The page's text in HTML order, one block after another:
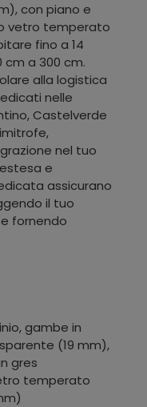
con piano e
vetro temperato
fino a 14
a 300 cm.
alla logistica
nelle
Castelverde
nel tuo
e
assicurano
il tuo
fornendo
gambe in
(19 mm),
gres
temperato